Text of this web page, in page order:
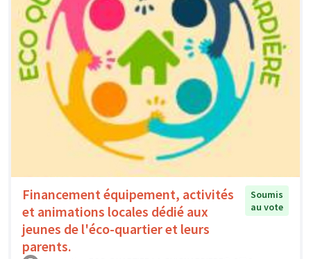
Financement équipement, activités
et animations locales dédié aux
jeunes de l'éco-quartier et leurs
parents.
Soumis
au vote